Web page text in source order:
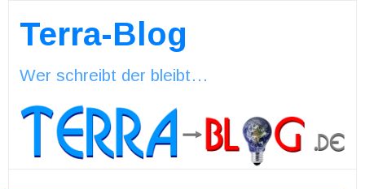
Terra-Blog
Wer schreibt der bleibt…